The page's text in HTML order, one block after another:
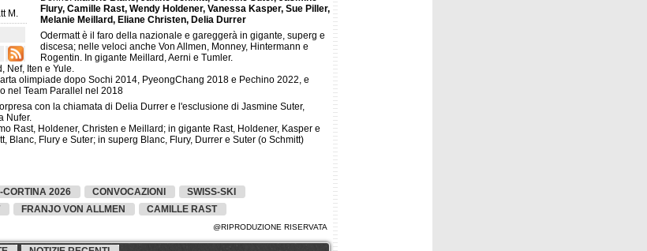
M.
Flury, Camille Rast, Wendy Holdener, Vanessa Kasper, Sue Piller,
Melanie Meillard, Eliane Christen, Delia Durrer
Odermatt è il faro della nazionale e gareggerà in gigante, superg e
discesa; nelle veloci anche Von Allmen, Monney, Hintermann e
Rogentin. In gigante Meillard, Aerni e Tumler.
Nef, Iten e Yule.
olimpiade dopo Sochi 2014, PyeongChang 2018 e Pechino 2022, e
nel Team Parallel nel 2018
con la chiamata di Delia Durrer e l'esclusione di Jasmine Suter,
Nufer.
Rast, Holdener, Christen e Meillard; in gigante Rast, Holdener, Kasper e
Blanc, Flury e Suter; in superg Blanc, Flury, Durrer e Suter (o Schmitt)
CORTINA 2026 CONVOCAZIONI
SWISS-SKI
FRANJO VON ALLMEN CAMILLE RAST
@RIPRODUZIONE RISERVATA